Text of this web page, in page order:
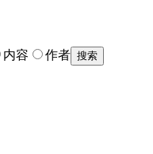
内容 作者